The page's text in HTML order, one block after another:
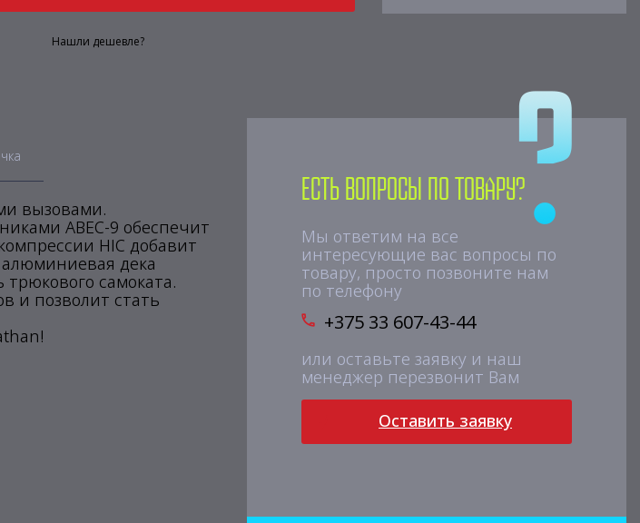
Нашли дешевле?
вызовами.
ABEC-9 обеспечит
HIC добавит
дека
самоката.
и позволит стать
Есть вопросы по товару?
Мы ответим на все
интересующие вас вопросы по
товару, просто позвоните нам
по телефону
+375 33 607-43-44
или оставьте заявку и наш
менеджер перезвонит Вам
Оставить заявку